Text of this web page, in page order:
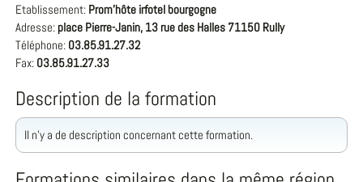
Etablissement: Prom'hôte irfotel bourgogne
Adresse: place Pierre-Janin, 13 rue des Halles 71150 Rully
Téléphone: 03.85.91.27.32
Fax: 03.85.91.27.33
Description de la formation
Il n'y a de description concernant cette formation.